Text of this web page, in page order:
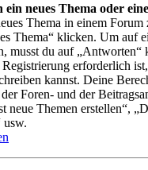
ein neues Thema oder
Thema in einem Forum
Thema“ klicken. Um auf
musst du auf „Antworten“
Registrierung erforderlich
kannst. Deine
Foren- und der
neue Themen erstellen“,
usw.